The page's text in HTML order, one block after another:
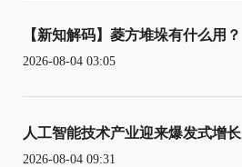
【新知解码】菱方堆垛有什么用？
2026-08-04 03:05
人工智能技术产业迎来爆发式增长
2026-08-04 09:31